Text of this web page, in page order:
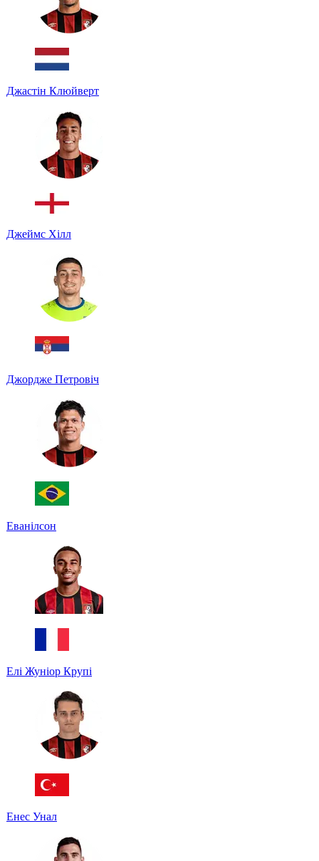
Джастін Клюйверт
Джеймс Хілл
Джордже Петровіч
Еванілсон
Елі Жуніор Крупі
Енес Унал